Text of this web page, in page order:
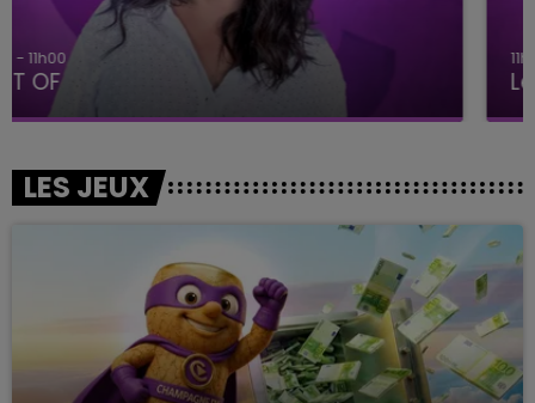
11h00 - 16h00
Le week-end Champagne FM
LES JEUX